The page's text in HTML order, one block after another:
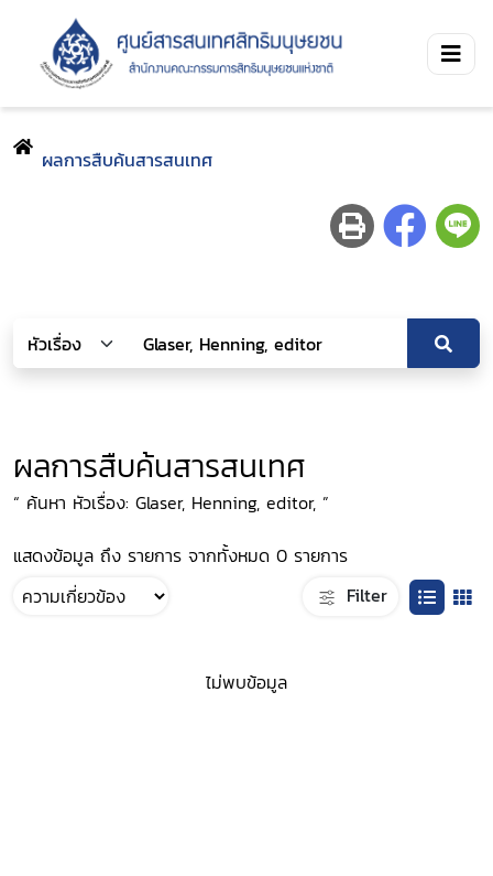
ผลการสืบค้นสารสนเทศ
ผลการสืบค้นสารสนเทศ
“ ค้นหา หัวเรื่อง: Glaser, Henning, editor, ”
แสดงข้อมูล ถึง รายการ จากทั้งหมด 0 รายการ
Filter
ไม่พบข้อมูล